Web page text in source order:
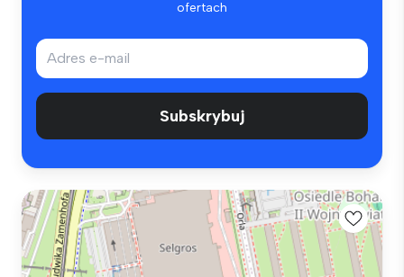
ofertach
Subskrybuj